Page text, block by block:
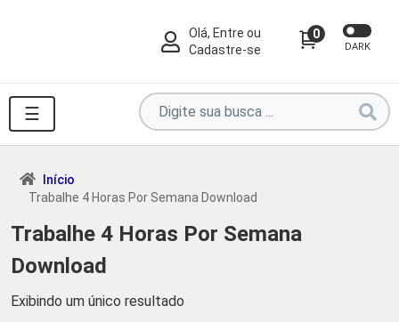
Olá, Entre ou
Cadastre-se
0
DARK
☰
Pesquise
por
produtos
...
Início
Trabalhe 4 Horas Por Semana Download
Trabalhe 4 Horas Por Semana
Download
Exibindo um único resultado